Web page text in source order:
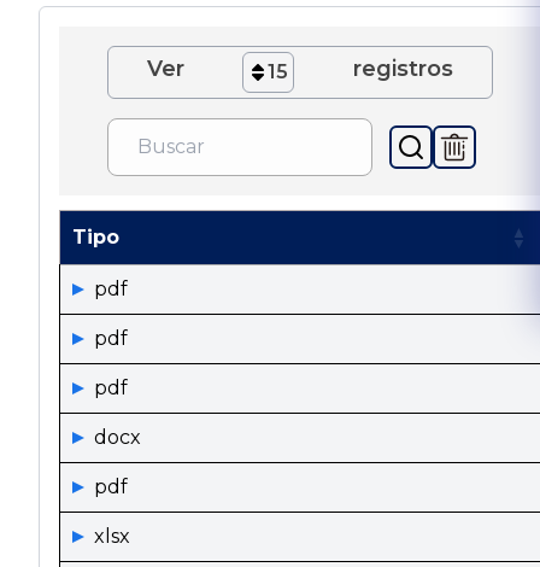
Ver 15 registros
Tipo
pdf
pdf
pdf
docx
pdf
xlsx